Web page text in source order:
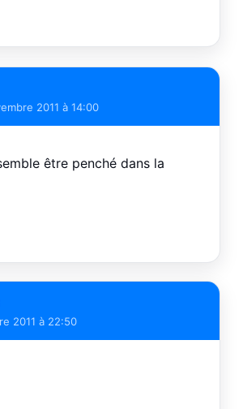
2011 à 14:00
être penché dans la
2011 à 22:50